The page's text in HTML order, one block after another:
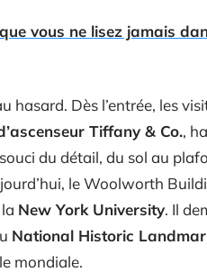
vous ne lisez jamais
hasard. Dès l’entrée, les
Tiffany & Co.,
du détail, du sol au
le Woolworth
New York University. Il
National Historic
mondiale.